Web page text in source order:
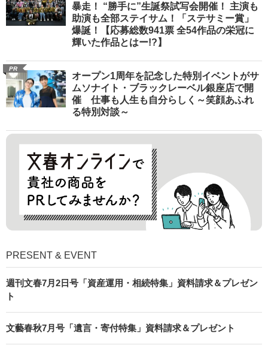
暴走！ “勝手に”生誕祭試写会開催！ 主演も
助演も全部ステイサム！「ステサミー賞」
爆誕！【応募総数941票 全54作品の栄冠に
輝いた作品とはー!?】
PR
オープン1周年を記念した特別イベントがサ
ムソナイト・ブラックレーベル銀座店で開
催 仕事も人生も自分らしく～笑顔あふれ
る特別対談～
PRESENT & EVENT
週刊文春7月2日号「資産運用・相続特集」資料請求＆プレゼン
ト
文藝春秋7月号「遺言・寄付特集」資料請求＆プレゼント